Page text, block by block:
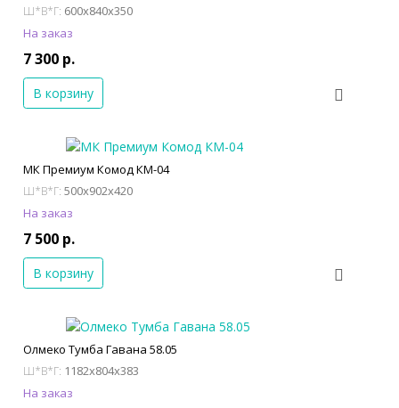
Ш*В*Г: 600x840x350
На заказ
7 300 р.
В корзину
МК Премиум Комод КМ-04
Ш*В*Г: 500x902x420
На заказ
7 500 р.
В корзину
Олмеко Тумба Гавана 58.05
Ш*В*Г: 1182x804x383
На заказ